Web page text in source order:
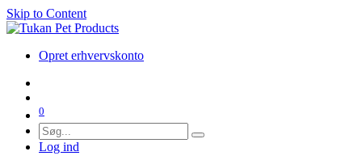
Skip to Content
Opret erhvervskonto
0
Log ind